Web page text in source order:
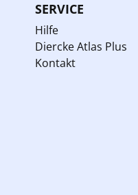
SERVICE
Hilfe
Diercke Atlas Plus
Kontakt